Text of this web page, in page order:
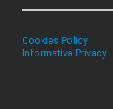
Cookies Policy
Informativa Privacy